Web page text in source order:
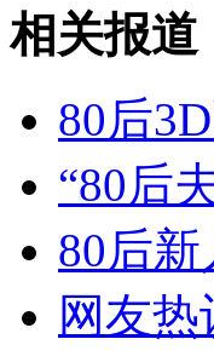
女孩北京地铁殴
无痛分娩是否安全
相关报道
80后
“80后
80后
网友